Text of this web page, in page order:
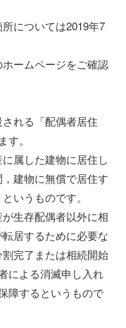
については2019年7
ームページをご確認
れる「配偶者居住
。
属した建物に居住し
建物に無償で居住す
いうものです。
生存配偶者以外に相
居するために必要な
完了または相続開始
による消滅申し入れ
障するというもので